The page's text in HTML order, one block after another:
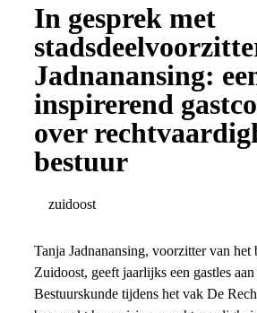
In gesprek met
Jadnanansing:
inspirerend
over
bestuur
zuidoost
Tanja Jadnanansing, voorzitter van het
Zuidoost, geeft jaarlijks een gastles aan
Bestuurskunde tijdens het vak De